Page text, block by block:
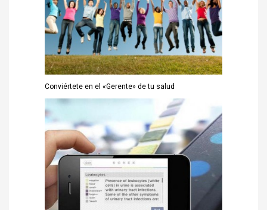
Conviértete en el «Gerente» de tu salud